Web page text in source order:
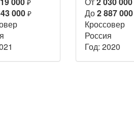
₽
000 ₽ До2 887 000
Кроссовер
Россия
Год: 2020